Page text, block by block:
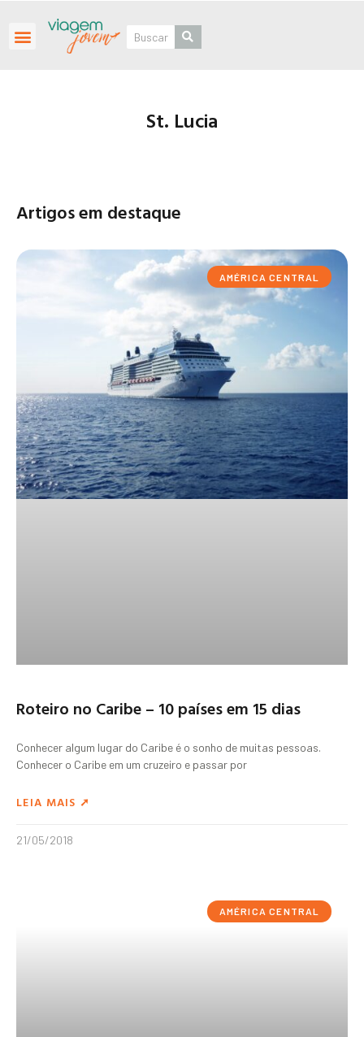
St. Lucia
Artigos em destaque
AMÉRICA CENTRAL
Roteiro no Caribe – 10 países em 15 dias
Conhecer algum lugar do Caribe é o sonho de muitas pessoas.
Conhecer o Caribe em um cruzeiro e passar por
LEIA MAIS ➚
21/05/2018
AMÉRICA CENTRAL